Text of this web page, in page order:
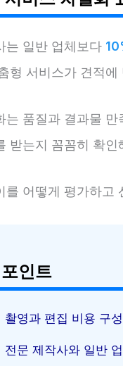
는 일반 업체보다
형 서비스가 견적에
는 품질과 결과물
받는지 꼼꼼히 확인
를 어떻게 평가하고
인트
촬영과 편집 비용 구
전문 제작사와 일반